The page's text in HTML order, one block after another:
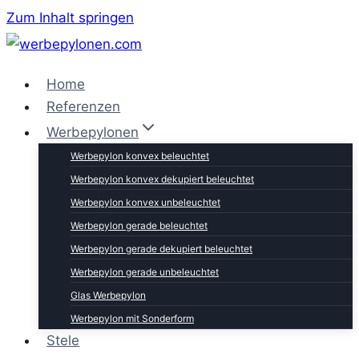
Zum Inhalt springen
Home
Referenzen
Werbepylonen
Werbepylon konvex beleuchtet
Werbepylon konvex dekupiert beleuchtet
Werbepylon konvex unbeleuchtet
Werbepylon gerade beleuchtet
Werbepylon gerade dekupiert beleuchtet
Werbepylon gerade unbeleuchtet
Glas Werbepylon
Werbepylon mit Sonderform
Stele